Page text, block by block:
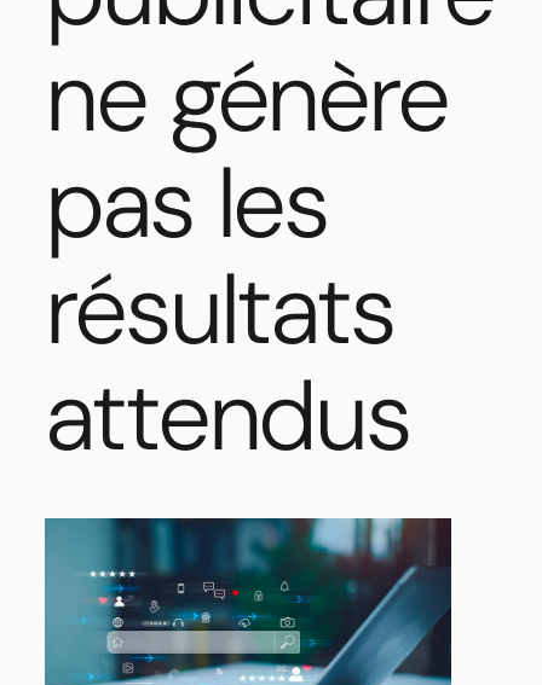
ne génère
pas les
résultats
attendus
Google Ads, Meta
Ads : pourquoi votre